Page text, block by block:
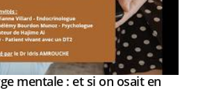
mentale : et si on osait en